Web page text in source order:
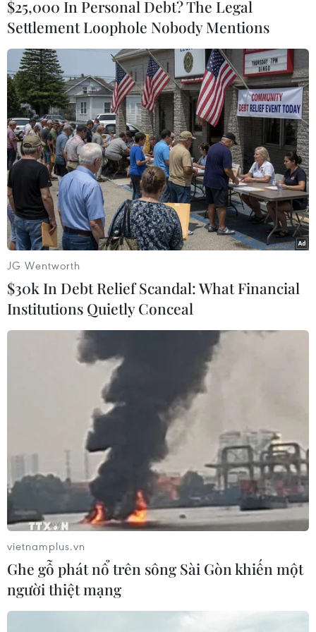
#Du lịch Nhật Bản #Nam Kuril
#Quần đảo tranh chấp
#Tên lửa
#Đàm phán #Vladimir Putin
#Shinzo Abe
Nga
Nhật Bản
Theo dõi VietnamPlus
TIN LIÊN QUAN
Nhật Bản duy trì lập trường chính thức về
$25,000 In Personal Debt? The Legal
Settlement Loophole Nobody Mentions
JG Wentworth
$30k In Debt Relief Scandal: What Financial
Institutions Quietly Conceal
vietnamplus.vn
Ghe gỗ phát nổ trên sông Sài Gòn khiến một
người thiệt mạng